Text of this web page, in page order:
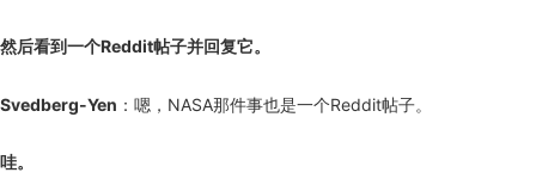
然后看到一个Reddit帖子并回复它。
Svedberg-Yen ：嗯，NASA那件事也是一个Reddit帖子。
哇。